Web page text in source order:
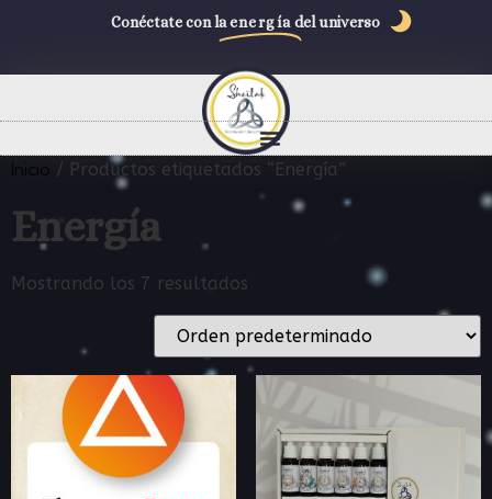
Conéctate con la energía del universo
Inicio / Productos etiquetados “Energía”
Energía
Mostrando los 7 resultados